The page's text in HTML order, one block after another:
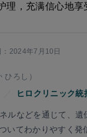
理，充满信心地享
：2024年7月10日
ひろし）
ヒロクリニック統
ルなどを通じて、遺
いてわかりやすく発